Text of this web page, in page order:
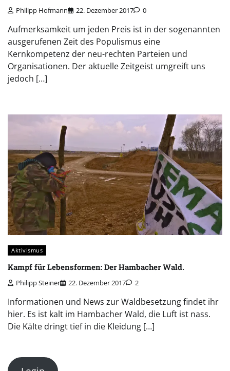
Philipp Hofmann 22. Dezember 2017 0
Aufmerksamkeit um jeden Preis ist in der sogenannten
ausgerufenen Zeit des Populismus eine
Kernkompetenz der neu-rechten Parteien und
Organisationen. Der aktuelle Zeitgeist umgreift uns
jedoch […]
Aktivismus
Kampf für Lebensformen: Der Hambacher Wald.
Philipp Steiner 22. Dezember 2017 2
Informationen und News zur Waldbesetzung findet ihr
hier. Es ist kalt im Hambacher Wald, die Luft ist nass.
Die Kälte dringt tief in die Kleidung […]